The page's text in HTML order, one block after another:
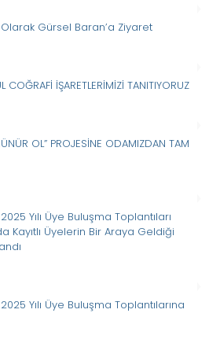
Gürsel Baran’a Ziyaret
COĞRAFİ İŞARETLERİMİZİ TANITIYORUZ
OL” PROJESİNE ODAMIZDAN TAM
Yılı Üye Buluşma Toplantıları
Kayıtlı Üyelerin Bir Araya Geldiği
Yılı Üye Buluşma Toplantılarına